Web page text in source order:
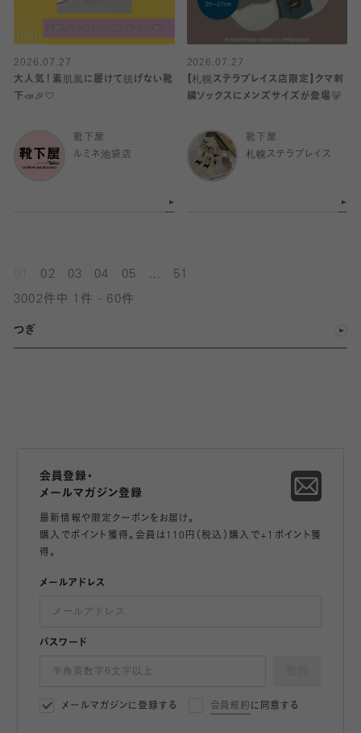
2026.07.27
大人気！素肌風に履けて脱げない靴
下📣🎉🤍
靴下屋
ルミネ池袋店
2026.07.27
【札幌ステラプレイス店限定】クマ刺
繍ソックスにメンズサイズが登場🐻
靴下屋
札幌ステラプレイス
02 03 04 05 51
3002件中 1件 - 60件
つぎ
会員登録・
メールマガジン登録
最新情報や限定クーポンをお届け。
購入でポイント獲得。会員は110円（税込）購入で+1ポイント獲
得。
メールアドレス
パスワード
メールマガジンに登録する 会員規約 に同意する